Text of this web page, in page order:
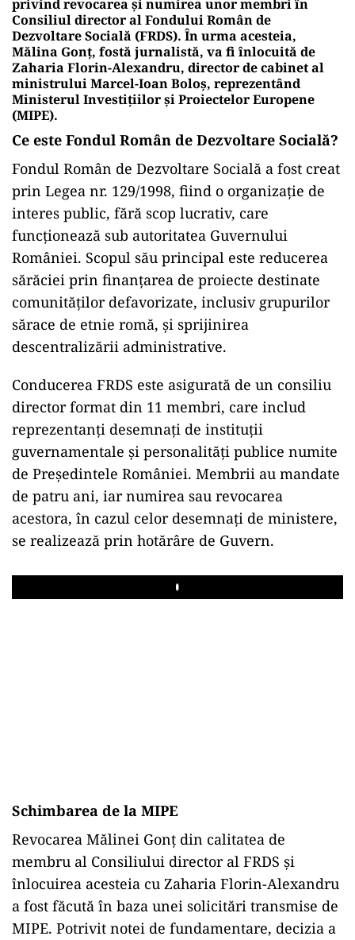
privind revocarea și numirea unor membri în
Consiliul director al Fondului Român de
Dezvoltare Socială (FRDS). În urma acesteia,
Mălina Gonț, fostă jurnalistă, va fi înlocuită de
Zaharia Florin-Alexandru, director de cabinet al
ministrului Marcel-Ioan Boloș, reprezentând
Ministerul Investițiilor și Proiectelor Europene
(MIPE).
Ce este Fondul Român de Dezvoltare Socială?
Fondul Român de Dezvoltare Socială a fost creat
prin Legea nr. 129/1998, fiind o organizație de
interes public, fără scop lucrativ, care
funcționează sub autoritatea Guvernului
României. Scopul său principal este reducerea
sărăciei prin finanțarea de proiecte destinate
comunităților defavorizate, inclusiv grupurilor
sărace de etnie romă, și sprijinirea
descentralizării administrative.
Conducerea FRDS este asigurată de un consiliu
director format din 11 membri, care includ
reprezentanți desemnați de instituții
guvernamentale și personalități publice numite
de Președintele României. Membrii au mandate
de patru ani, iar numirea sau revocarea
acestora, în cazul celor desemnați de ministere,
se realizează prin hotărâre de Guvern.
Play
Schimbarea de la MIPE
Revocarea Mălinei Gonț din calitatea de
membru al Consiliului director al FRDS și
înlocuirea acesteia cu Zaharia Florin-Alexandru
a fost făcută în baza unei solicitări transmise de
MIPE. Potrivit notei de fundamentare, decizia a